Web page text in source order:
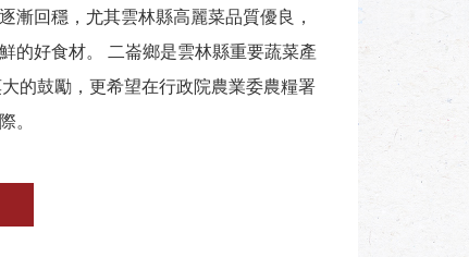
漸回穩，尤其雲林縣高麗菜品質優良，
的好食材。 二崙鄉是雲林縣重要蔬菜產
的鼓勵，更希望在行政院農業委農糧署
。